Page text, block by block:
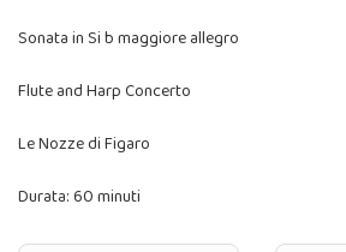
Sonata in Si b maggiore allegro
Flute and Harp Concerto
Le Nozze di Figaro
Durata: 60 minuti